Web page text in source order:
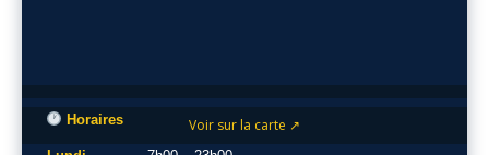
Voir sur la carte ↗
Horaires